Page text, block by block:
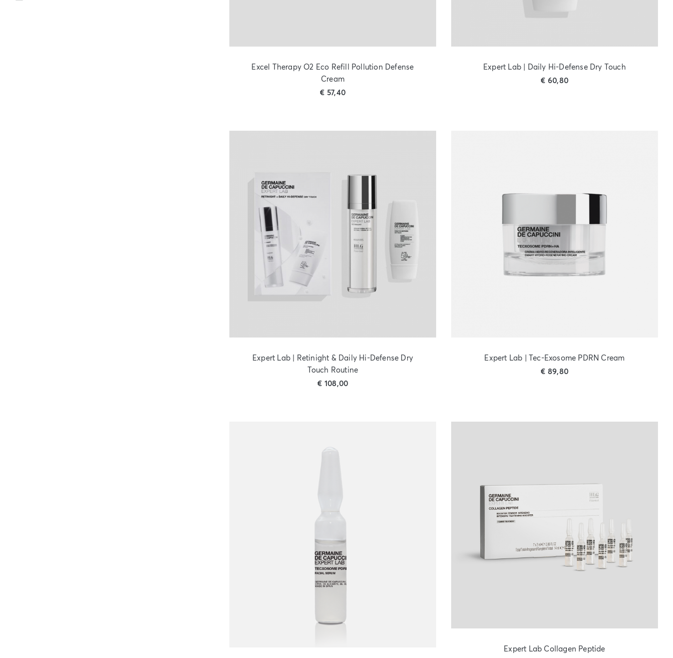
Excel Therapy O2 Eco Refill Pollution Defense
Cream
€ 57,40
Expert Lab | Daily Hi-Defense Dry Touch
€ 60,80
Expert Lab | Retinight & Daily Hi-Defense Dry
Touch Routine
€ 108,00
Expert Lab | Tec-Exosome PDRN Cream
€ 89,80
Expert Lab Collagen Peptide